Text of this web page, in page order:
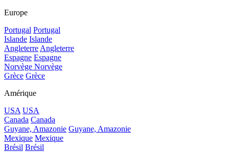
Europe
Portugal Portugal
Islande Islande
Angleterre Angleterre
Espagne Espagne
Norvège Norvège
Grèce Grèce
Amérique
USA USA
Canada Canada
Guyane, Amazonie Guyane, Amazonie
Mexique Mexique
Brésil Brésil